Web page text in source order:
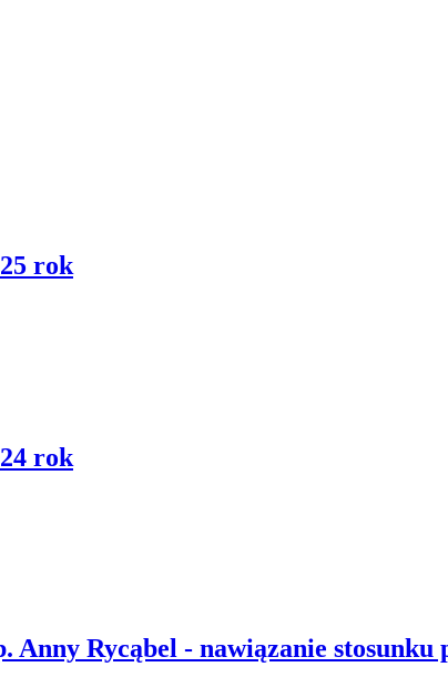
rok
rok
Anny Rycąbel - nawiązanie stosunku